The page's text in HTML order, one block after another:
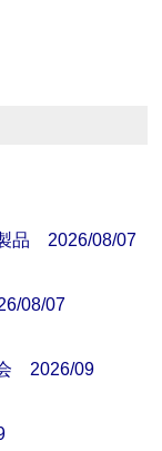
品 2026/08/07
08/07
2026/09